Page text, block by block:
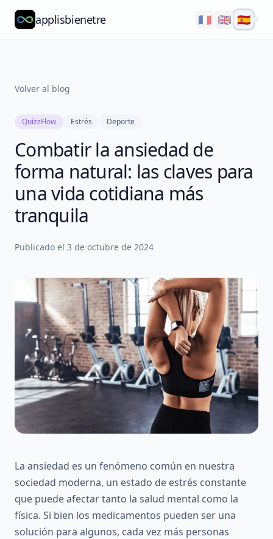
applisbienetre 🇫🇷 🇬🇧 🇪🇸
QuizzFlow
Blog
Volver al blog
QuizzFlow Estrés Deporte
Combatir la ansiedad de
forma natural: las claves para
una vida cotidiana más
tranquila
Publicado el 3 de octubre de 2024
La ansiedad es un fenómeno común en nuestra
sociedad moderna, un estado de estrés constante
que puede afectar tanto la salud mental como la
física. Si bien los medicamentos pueden ser una
solución para algunos, cada vez más personas